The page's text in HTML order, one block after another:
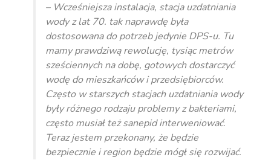
– Wcześniejsza instalacja, stacja uzdatniania
wody z lat 70. tak naprawdę była
dostosowana do potrzeb jedynie DPS-u. Tu
mamy prawdziwą rewolucję, tysiąc metrów
sześciennych na dobę, gotowych dostarczyć
wodę do mieszkańców i przedsiębiorców.
Często w starszych stacjach uzdatniania wody
były różnego rodzaju problemy z bakteriami,
często musiał też sanepid interweniować.
Teraz jestem przekonany, że będzie
bezpiecznie i region będzie mógł się rozwijać.